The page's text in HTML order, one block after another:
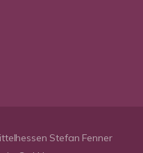
Stefan Fenner